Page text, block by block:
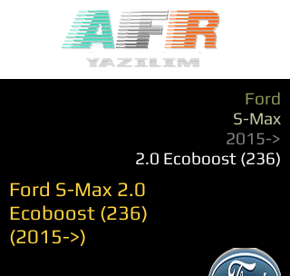
Ford
S-Max
2015->
2.0 Ecoboost (236)
Ford S-Max 2.0
Ecoboost (236)
(2015->)